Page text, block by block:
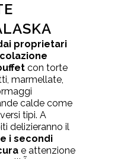
proprietari
colazione
con torte
marmellate,
calde come
tipi. A
delizieranno il
i secondi
e attenzione